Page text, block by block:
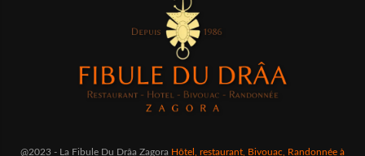
@2023 - La Fibule Du Drâa Zagora Hôtel, restaurant, Bivouac, Randonnée à